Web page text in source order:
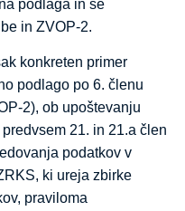
podlaga in se
in ZVOP-2.
konkreten primer
podlago po 6. členu
2), ob upoštevanju
21. in 21.a člen
podatkov v
ki ureja zbirke
praviloma